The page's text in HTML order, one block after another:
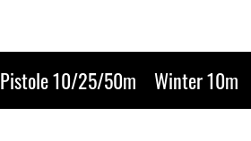
Pistole 10/25/50m Winter 10m